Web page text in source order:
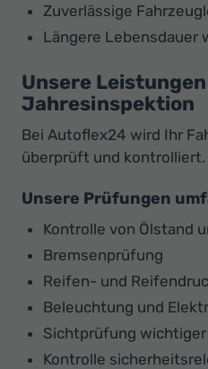
Zuverlässige
Längere Lebensdauer
Unsere
Jahresinspektion
Bei Autoflex24 wird Ihr
überprüft und kontrolliert.
Unsere Prüfungen
Kontrolle von Ölstand
Bremsenprüfung
Reifen- und
Beleuchtung und
Sichtprüfung
Kontrolle